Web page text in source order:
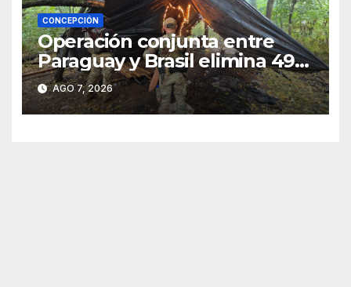
CONCEPCIÓN
Operación conjunta entre
Paraguay y Brasil elimina 498
toneladas de marihuana en
Amambay
AGO 7, 2026